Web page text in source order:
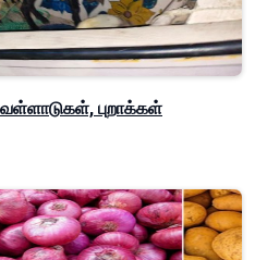
புறாக்கள்